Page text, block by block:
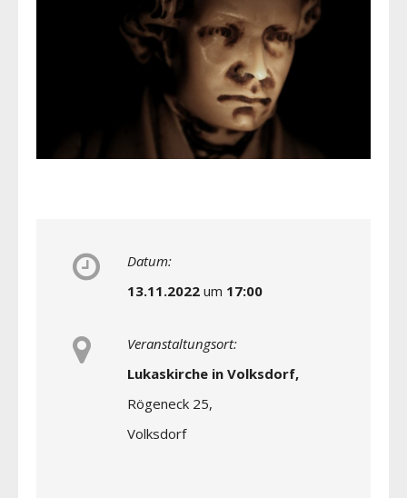
Datum:
13.11.2022 um 17:00
Veranstaltungsort:
Lukaskirche in Volksdorf,
Rögeneck 25,
Volksdorf